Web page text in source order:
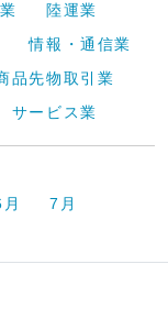
陸運業
情報・通信業
品先物取引業
サービス業
7月